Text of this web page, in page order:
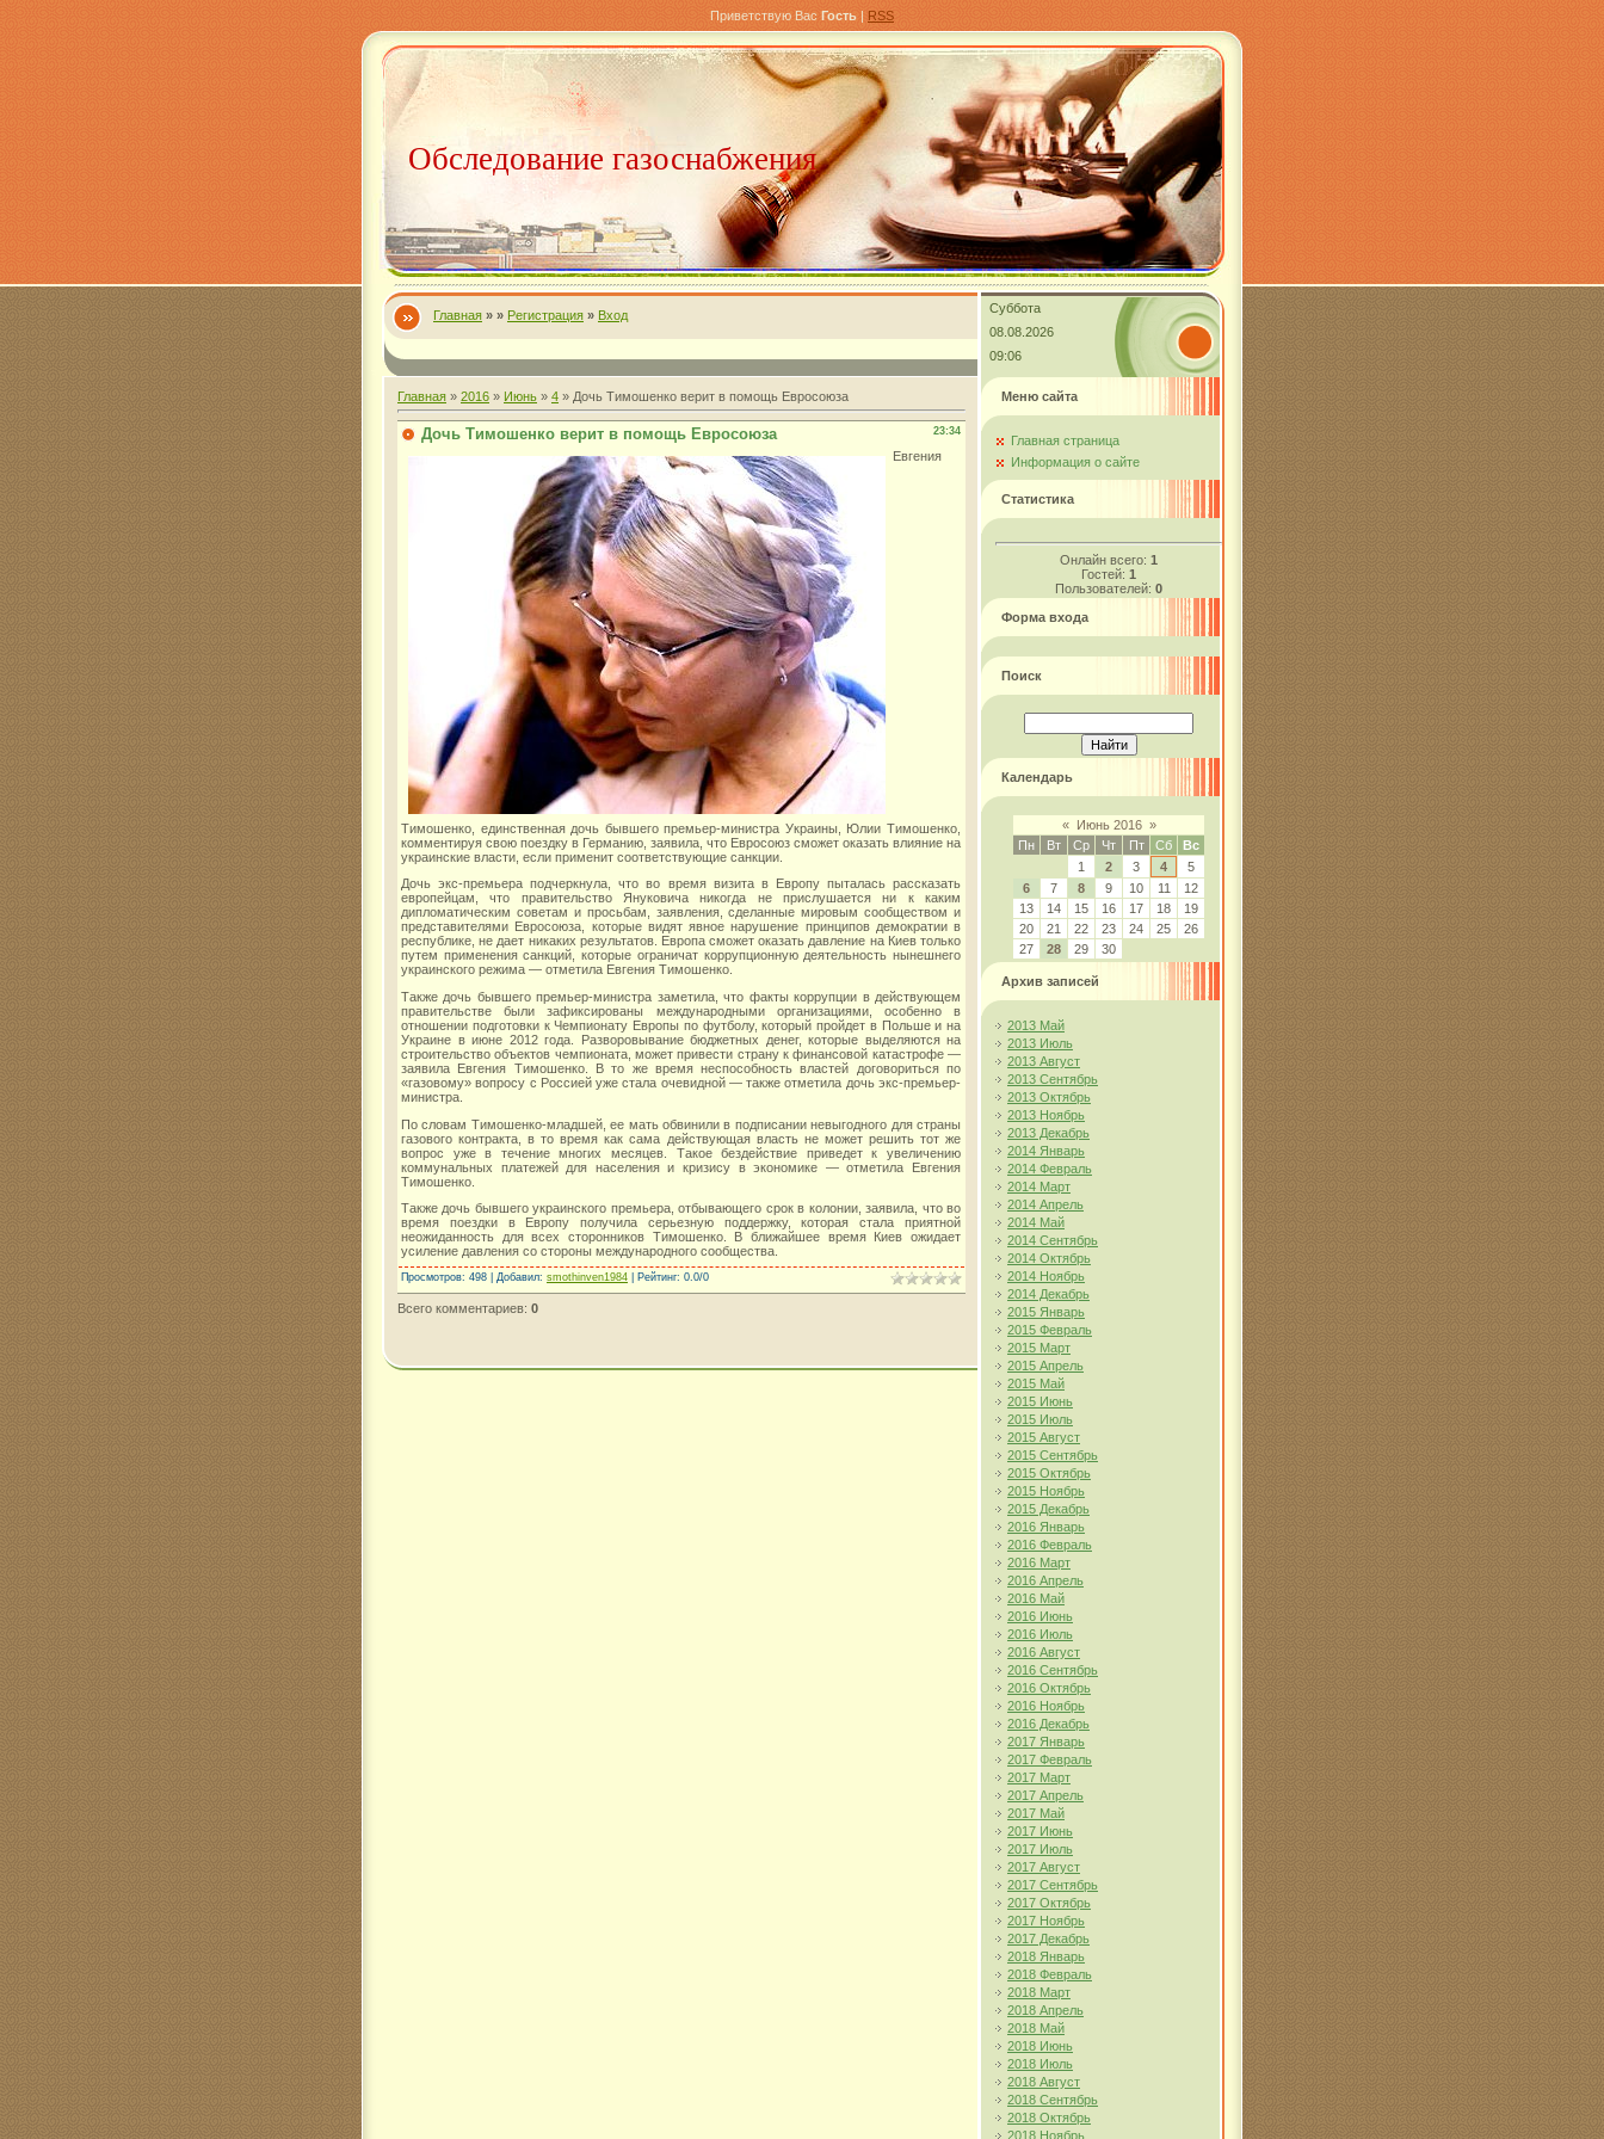
Приветствую Вас Гость | RSS
Обследование газоснабжения
Главная » » Регистрация » Вход
Суббота
08.08.2026
09:06
Главная » 2016 » Июнь » 4 » Дочь Тимошенко верит в помощь Евросоюза
23:34
Дочь Тимошенко верит в помощь Евросоюза
Евгения
Тимошенко, единственная дочь бывшего премьер-министра Украины, Юлии Тимошенко,
комментируя свою поездку в Германию, заявила, что Евросоюз сможет оказать влияние на
украинские власти, если применит соответствующие санкции.
Дочь экс-премьера подчеркнула, что во время визита в Европу пыталась рассказать
европейцам, что правительство Януковича никогда не прислушается ни к каким
дипломатическим советам и просьбам, заявления, сделанные мировым сообществом и
представителями Евросоюза, которые видят явное нарушение принципов демократии в
республике, не дает никаких результатов. Европа сможет оказать давление на Киев только
путем применения санкций, которые ограничат коррупционную деятельность нынешнего
украинского режима — отметила Евгения Тимошенко.
Также дочь бывшего премьер-министра заметила, что факты коррупции в действующем
правительстве были зафиксированы международными организациями, особенно в
отношении подготовки к Чемпионату Европы по футболу, который пройдет в Польше и на
Украине в июне 2012 года. Разворовывание бюджетных денег, которые выделяются на
строительство объектов чемпионата, может привести страну к финансовой катастрофе —
заявила Евгения Тимошенко. В то же время неспособность властей договориться по
«газовому» вопросу с Россией уже стала очевидной — также отметила дочь экс-премьер-
министра.
По словам Тимошенко-младшей, ее мать обвинили в подписании невыгодного для страны
газового контракта, в то время как сама действующая власть не может решить тот же
вопрос уже в течение многих месяцев. Такое бездействие приведет к увеличению
коммунальных платежей для населения и кризису в экономике — отметила Евгения
Тимошенко.
Также дочь бывшего украинского премьера, отбывающего срок в колонии, заявила, что во
время поездки в Европу получила серьезную поддержку, которая стала приятной
неожиданность для всех сторонников Тимошенко. В ближайшее время Киев ожидает
усиление давления со стороны международного сообщества.
Просмотров: 498 | Добавил: smothinven1984 Рейтинг: 0.0/0
Всего комментариев: 0
Меню сайта
Главная страница
Информация о сайте
Статистика
Онлайн всего: 1
Гостей: 1
Пользователей: 0
Форма входа
Поиск
Календарь
« Июнь 2016 »
Пн
Вт Ср Чт Пт Сб
Вс
1
2 3 4
5
6
7 8 9 10 11
12
13
14 15 16 17 18
19
20
21 22 23 24 25
26
27
28 29 30
Архив записей
2013 Май
2013 Июль
2013 Август
2013 Сентябрь
2013 Октябрь
2013 Ноябрь
2013 Декабрь
2014 Январь
2014 Февраль
2014 Март
2014 Апрель
2014 Май
2014 Сентябрь
2014 Октябрь
2014 Ноябрь
2014 Декабрь
2015 Январь
2015 Февраль
2015 Март
2015 Апрель
2015 Май
2015 Июнь
2015 Июль
2015 Август
2015 Сентябрь
2015 Октябрь
2015 Ноябрь
2015 Декабрь
2016 Январь
2016 Февраль
2016 Март
2016 Апрель
2016 Май
2016 Июнь
2016 Июль
2016 Август
2016 Сентябрь
2016 Октябрь
2016 Ноябрь
2016 Декабрь
2017 Январь
2017 Февраль
2017 Март
2017 Апрель
2017 Май
2017 Июнь
2017 Июль
2017 Август
2017 Сентябрь
2017 Октябрь
2017 Ноябрь
2017 Декабрь
2018 Январь
2018 Февраль
2018 Март
2018 Апрель
2018 Май
2018 Июнь
2018 Июль
2018 Август
2018 Сентябрь
2018 Октябрь
2018 Ноябрь